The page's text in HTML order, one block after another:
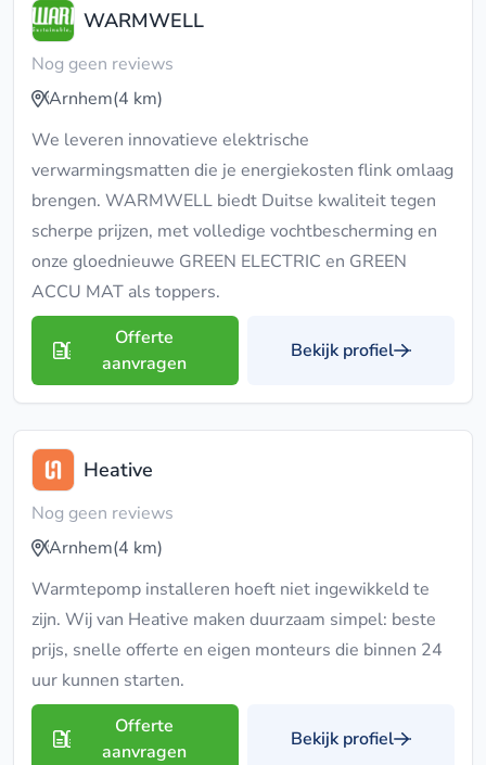
WARMWELL
Nog geen reviews
Arnhem(4 km)
We leveren innovatieve elektrische
verwarmingsmatten die je energiekosten flink omlaag
brengen. WARMWELL biedt Duitse kwaliteit tegen
scherpe prijzen, met volledige vochtbescherming en
onze gloednieuwe GREEN ELECTRIC en GREEN
ACCU MAT als toppers.
Offerte
aanvragen
Bekijk profiel
Heative
Nog geen reviews
Arnhem(4 km)
Warmtepomp installeren hoeft niet ingewikkeld te
zijn. Wij van Heative maken duurzaam simpel: beste
prijs, snelle offerte en eigen monteurs die binnen 24
uur kunnen starten.
Offerte
aanvragen
Bekijk profiel